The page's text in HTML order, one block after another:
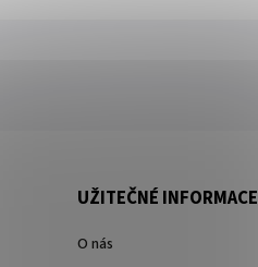
UŽITEČNÉ INFORMACE
O nás